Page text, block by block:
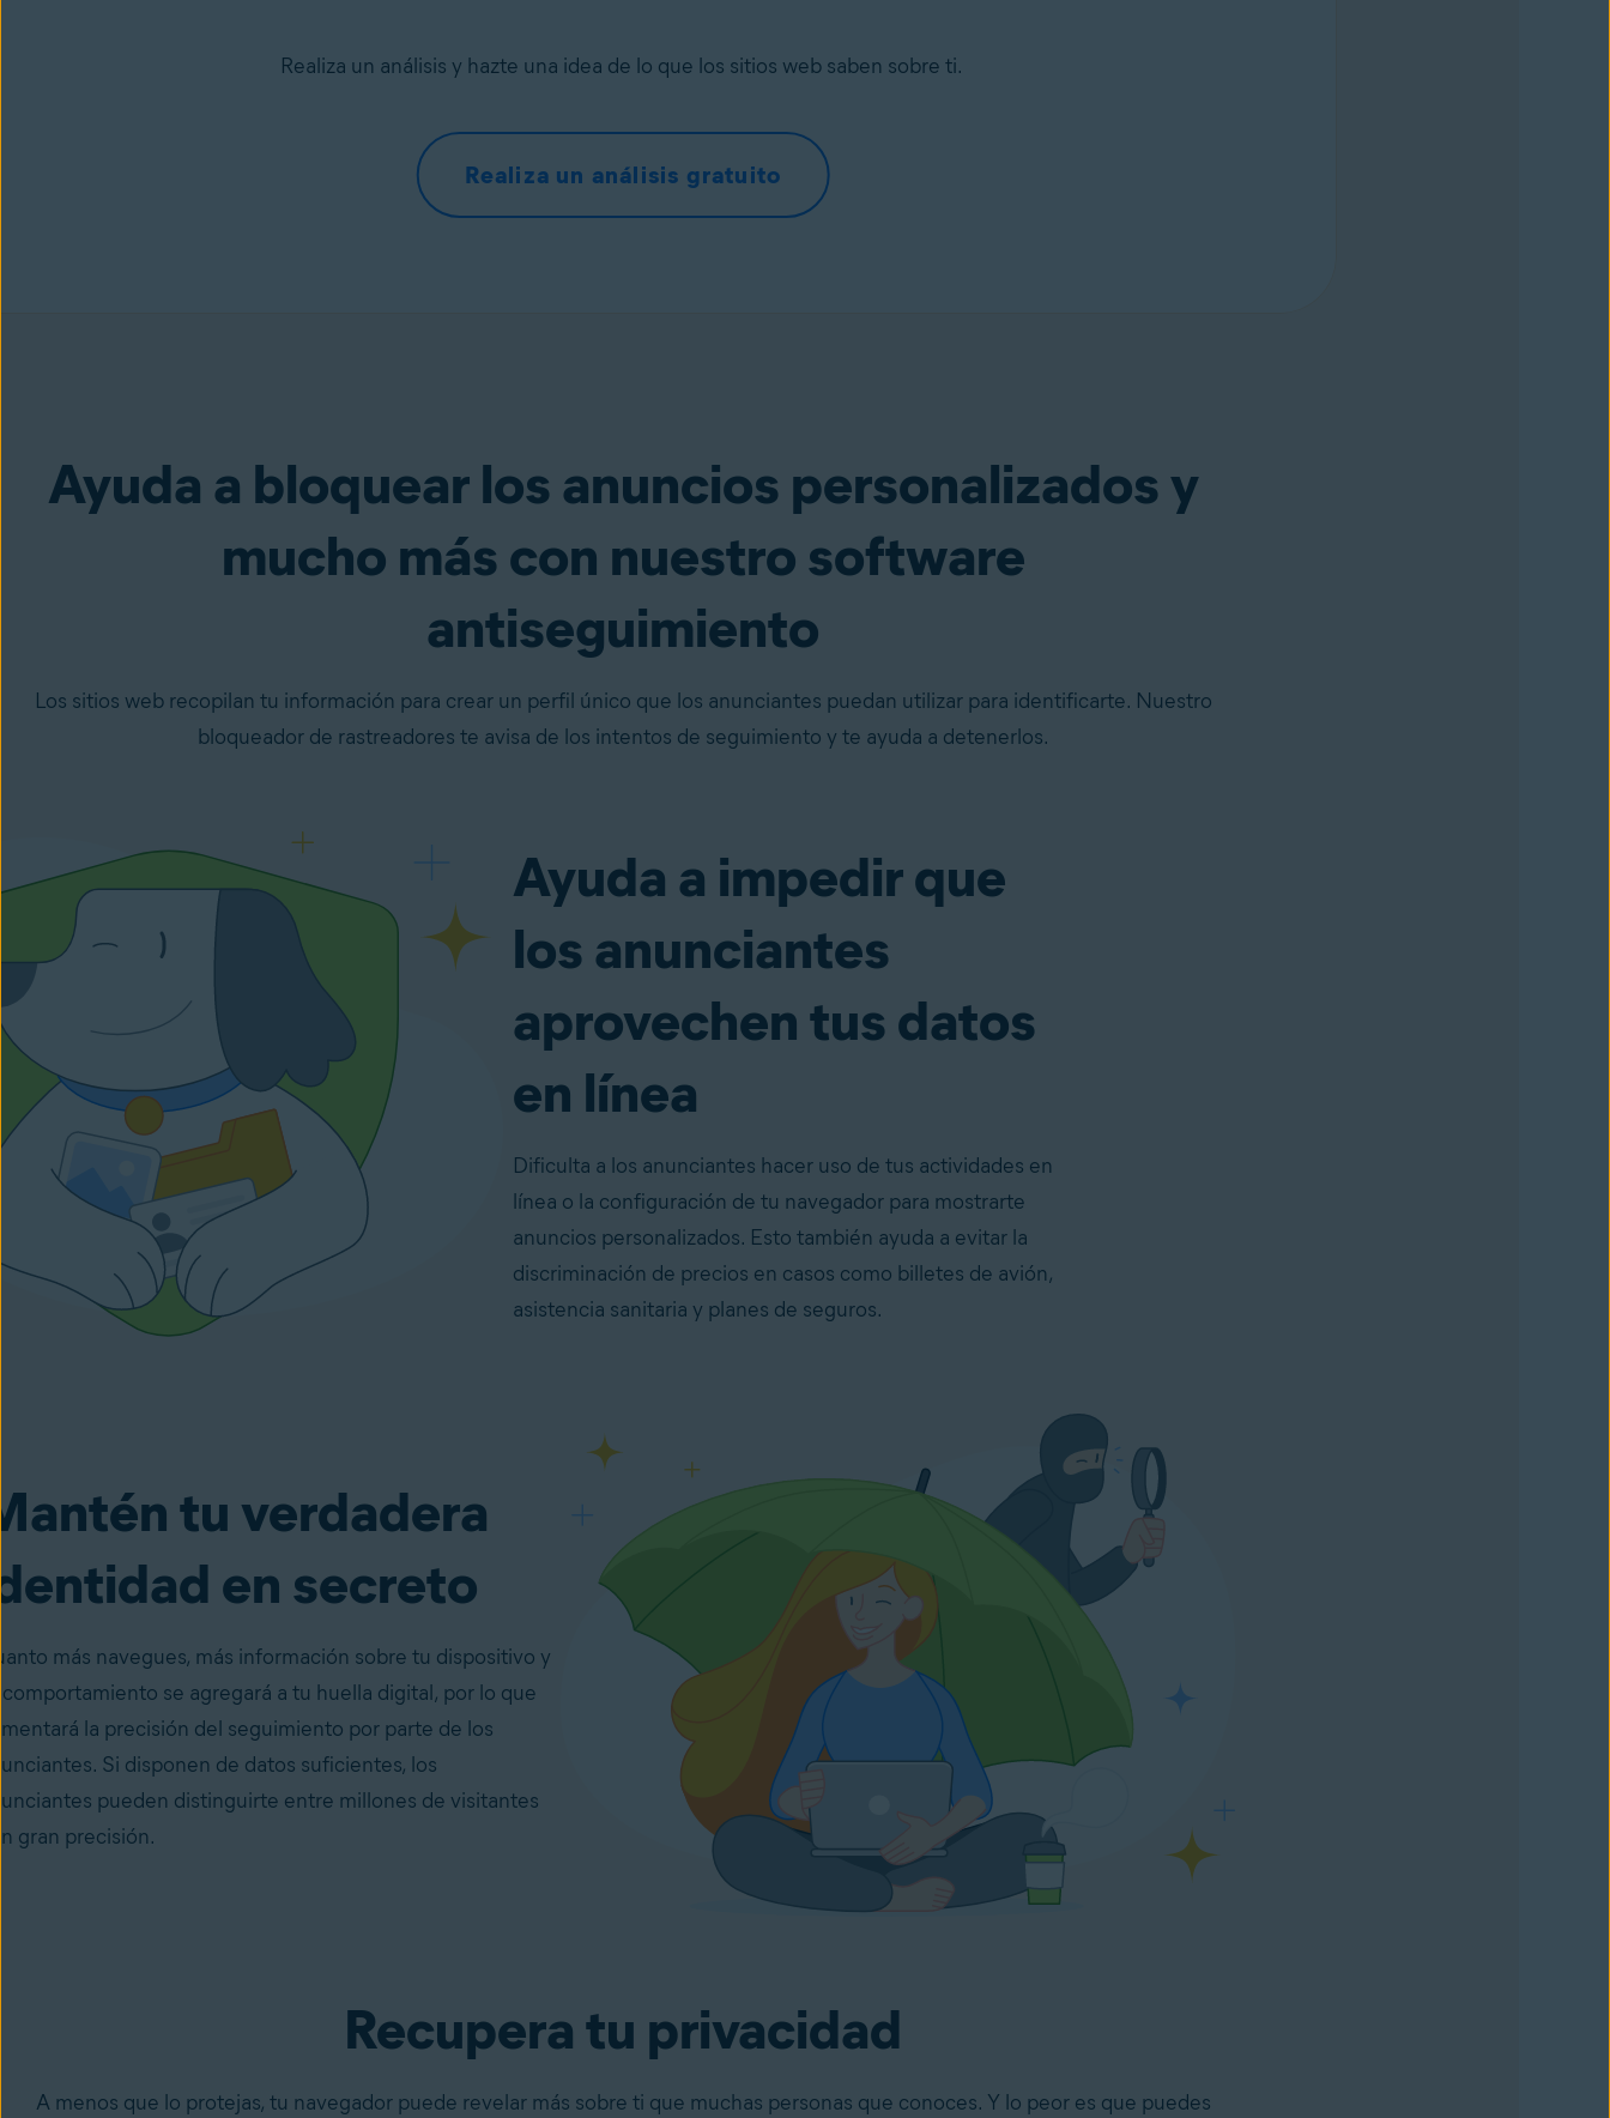
Realiza un análisis y hazte una idea de lo que los sitios web saben sobre ti.
Realiza un análisis gratuito
Ayuda a bloquear los anuncios personalizados y
mucho más con nuestro software
antiseguimiento
Los sitios web recopilan tu información para crear un perfil único que los anunciantes puedan utilizar para identificarte. Nuestro
bloqueador de rastreadores te avisa de los intentos de seguimiento y te ayuda a detenerlos.
Ayuda a impedir que
los anunciantes
aprovechen tus datos
en línea
Dificulta a los anunciantes hacer uso de tus actividades en
línea o la configuración de tu navegador para mostrarte
anuncios personalizados. Esto también ayuda a evitar la
discriminación de precios en casos como billetes de avión,
asistencia sanitaria y planes de seguros.
tu verdadera
en secreto
más navegues, más información sobre tu dispositivo y
se agregará a tu huella digital, por lo que
la precisión del seguimiento por parte de los
Si disponen de datos suficientes, los
pueden distinguirte entre millones de visitantes
gran precisión.
Recupera tu privacidad
A menos que lo protejas, tu navegador puede revelar más sobre ti que muchas personas que conoces. Y lo peor es que puedes